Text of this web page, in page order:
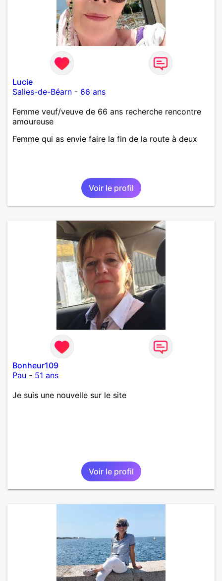
Lucie
Salies-de-Béarn - 66 ans
Femme veuf/veuve de 66 ans recherche rencontre
amoureuse
Femme qui as envie faire la fin de la route à deux
Voir le profil
Bonheur109
Pau - 51 ans
Je suis une nouvelle sur le site
Voir le profil